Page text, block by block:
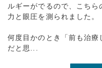
ルギーがでるので、こち
力と眼圧を測られました。
何度目かのとき「前も治
だと思...